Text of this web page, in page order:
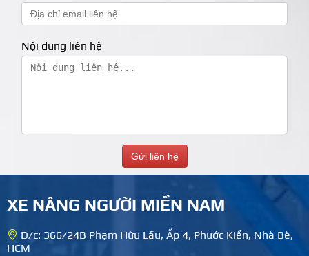
Nội dung liên hệ
XE NÂNG NGƯỜI MIỀN NAM
Đ/c: 366/24B Phạm Hữu Lầu, Ấp 4, Phước Kiển, Nhà Bè,
HCM